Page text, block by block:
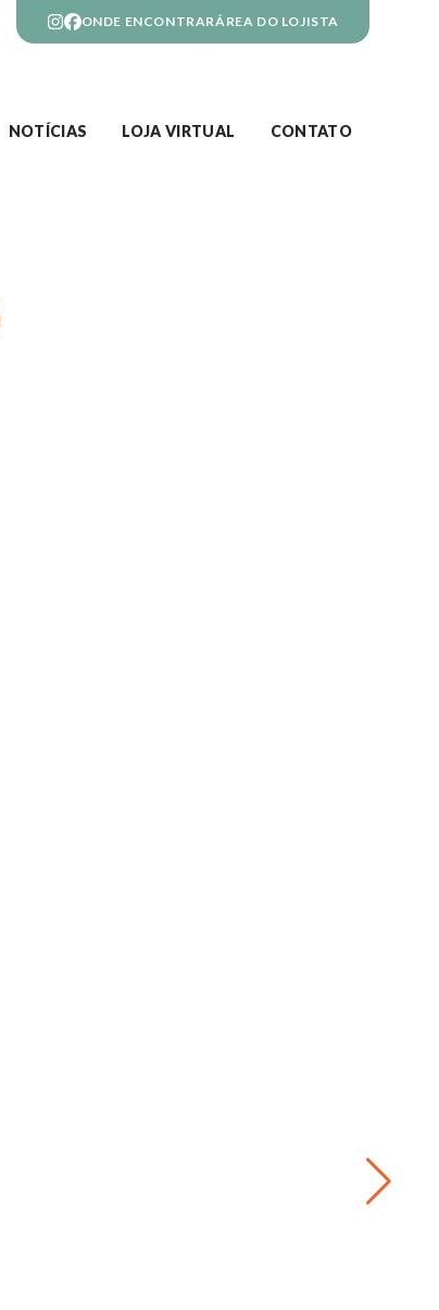
ONDE ENCONTRARÁREA DO LOJISTA
NOTÍCIAS LOJA VIRTUAL CONTATO